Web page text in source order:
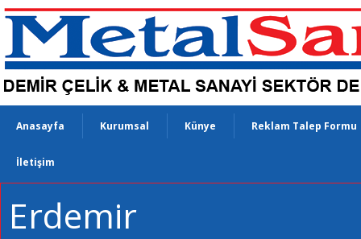
Anasayfa Kurumsal Künye Reklam Talep Formu
İletişim
Erdemir